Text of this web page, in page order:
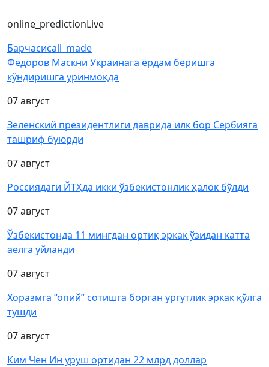
online_predictionLive
Барчасиcall_made
Фёдоров Маскни Украинага ёрдам беришга
кўндиришга уринмоқда
07 август
Зеленский президентлиги даврида илк бор Сербияга
ташриф буюрди
07 август
Россиядаги ЙТҲда икки ўзбекистонлик ҳалок бўлди
07 август
Ўзбекистонда 11 мингдан ортиқ эркак ўзидан катта
аёлга уйланди
07 август
Хоразмга “опий” сотишга борган ургутлик эркак қўлга
тушди
07 август
Ким Чен Ин уруш ортидан 22 млрд доллар